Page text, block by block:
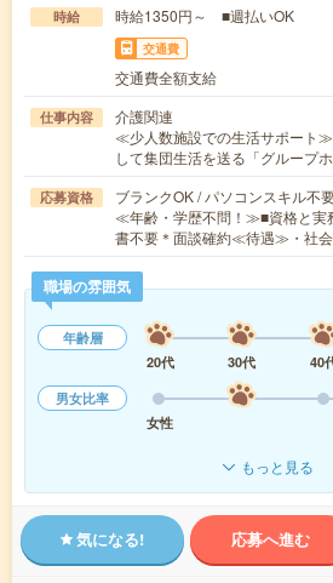
時給 時給1350円～ ■週払いOK
交通費
交通費全額支給
仕事内容
介護関連
≪少人数施設での生活サポート
して集団生活を送る「グループ
応募資格
ブランクOK / パソコンスキル不
≪年齢・学歴不問！≫■資格と実
書不要＊面談確約≪待遇≫・社
職場の雰囲気
年齢層
20代
30代 40
男女比率
女性
もっと見る
気になる! 応募へ進む